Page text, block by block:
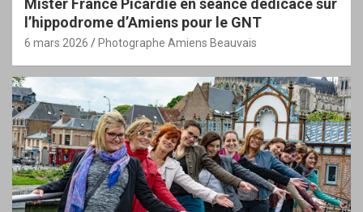
Mister France Picardie en séance dédicace sur
l’hippodrome d’Amiens pour le GNT
6 mars 2026 Photographe Amiens Beauvais